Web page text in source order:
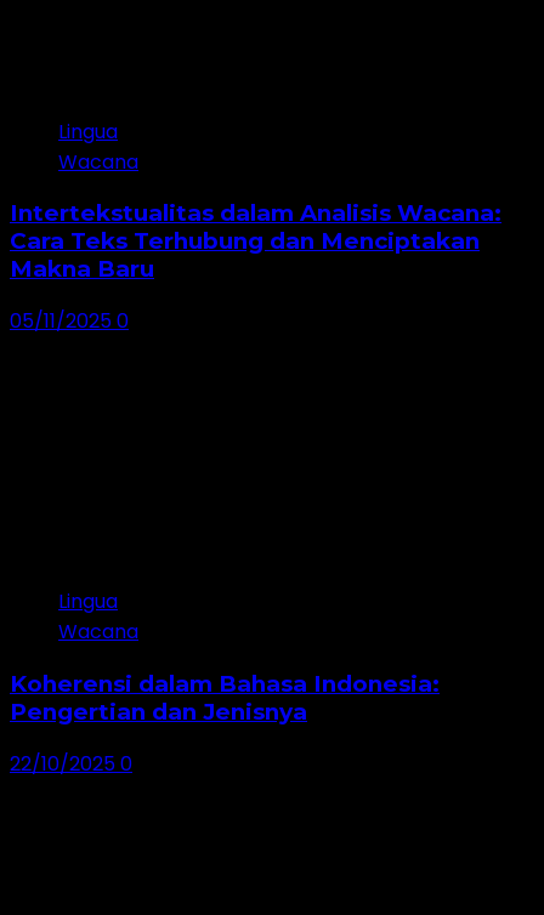
Lingua
Wacana
Intertekstualitas dalam Analisis Wacana:
Cara Teks Terhubung dan Menciptakan
Makna Baru
05/11/20250
Lingua
Wacana
Koherensi dalam Bahasa Indonesia:
Pengertian dan Jenisnya
22/10/20250